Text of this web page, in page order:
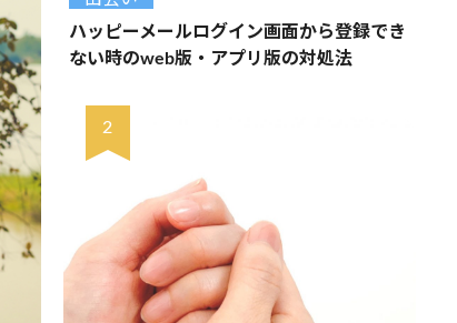
ハッピーメールログイン画面から登録でき
ない時のweb版・アプリ版の対処法